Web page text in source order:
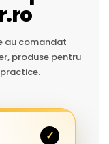
au comandat
produse pentru
✓